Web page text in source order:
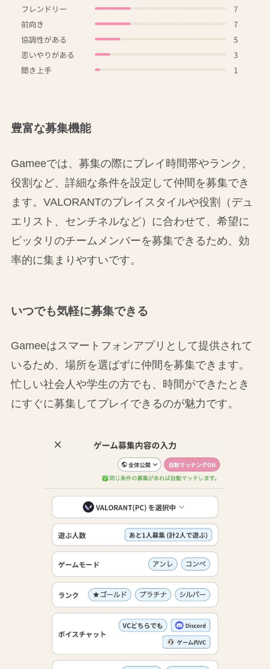
豊富な募集機能
Gameeでは、募集の際にプレイ時間帯やランク、
役割など、詳細な条件を設定して仲間を募集でき
ます。VALORANTのプレイスタイルや役割（デュ
エリスト、センチネルなど）に合わせて、希望に
ピッタリのチームメンバーを募集できるため、効
率的に集まりやすいです。
いつでも気軽に募集できる
Gameeはスマートフォンアプリとして提供されて
いるため、場所を選ばずに仲間を募集できます。
忙しい社会人や学生の方でも、時間ができたとき
にすぐに募集してプレイできるのが魅力です。